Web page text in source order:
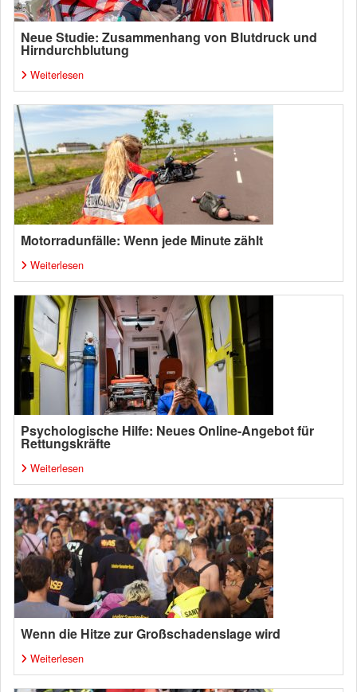
Neue Studie: Zusammenhang von Blutdruck und
Hirndurchblutung
Weiterlesen
Motorradunfälle: Wenn jede Minute zählt
Weiterlesen
Psychologische Hilfe: Neues Online-Angebot für
Rettungskräfte
Weiterlesen
Wenn die Hitze zur Großschadenslage wird
Weiterlesen